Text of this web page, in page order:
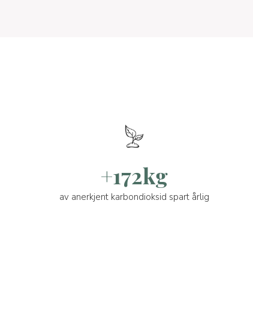
+172kg
av anerkjent karbondioksid spart årlig